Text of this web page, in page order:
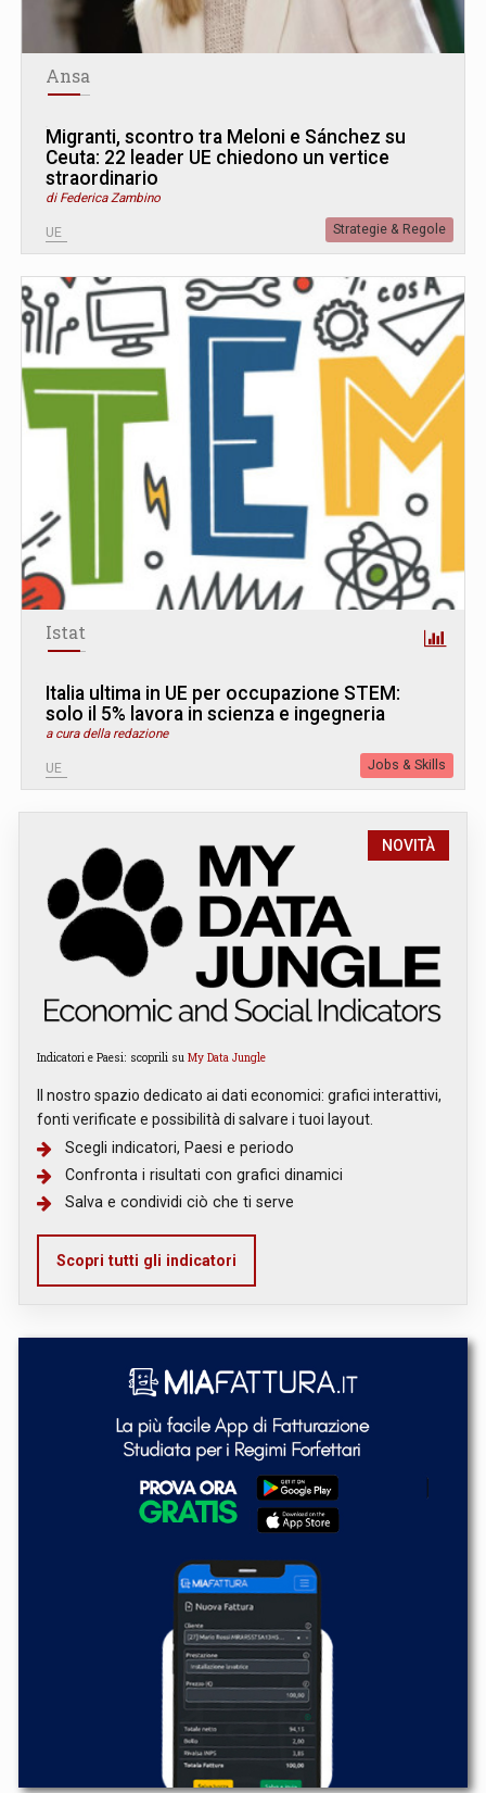
Ansa
Migranti, scontro tra Meloni e Sánchez su
Ceuta: 22 leader UE chiedono un vertice
straordinario
di Federica Zambino
UE Strategie & Regole
Istat
Italia ultima in UE per occupazione STEM:
solo il 5% lavora in scienza e ingegneria
a cura della redazione
UE Jobs & Skills
NOVITÀ
Indicatori e Paesi: scoprili su My Data Jungle
Il nostro spazio dedicato ai dati economici: grafici interattivi,
fonti verificate e possibilità di salvare i tuoi layout.
Scegli indicatori, Paesi e periodo
Confronta i risultati con grafici dinamici
Salva e condividi ciò che ti serve
Scopri tutti gli indicatori